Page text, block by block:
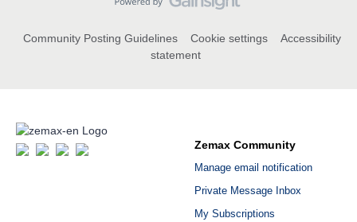
Community Posting Guidelines Cookie settings
Accessibility
statement
Zemax Community
Manage email notification
Private Message Inbox
My Subscriptions